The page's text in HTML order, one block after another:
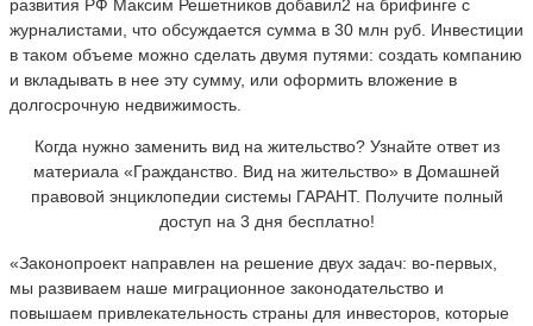
развития РФ Максим Решетников добавил2 на брифинге с
журналистами, что обсуждается сумма в 30 млн руб. Инвестиции
в таком объеме можно сделать двумя путями: создать компанию
и вкладывать в нее эту сумму, или оформить вложение в
долгосрочную недвижимость.
Когда нужно заменить вид на жительство? Узнайте ответ из
материала «Гражданство. Вид на жительство» в Домашней
правовой энциклопедии системы ГАРАНТ. Получите полный
доступ на 3 дня бесплатно!
«Законопроект направлен на решение двух задач: во-первых,
мы развиваем наше миграционное законодательство и
повышаем привлекательность страны для инвесторов, которые